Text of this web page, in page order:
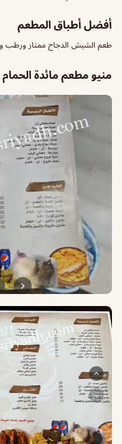
أفضل أطباق المطعم
طعم الشيش الدجاج ممتاز ورطب
منيو مطعم مائدة الحمام